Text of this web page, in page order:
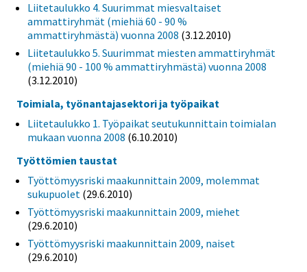
Liitetaulukko 4. Suurimmat miesvaltaiset
ammattiryhmät (miehiä 60 - 90 %
ammattiryhmästä) vuonna 2008 (3.12.2010)
Liitetaulukko 5. Suurimmat miesten ammattiryhmät
(miehiä 90 - 100 % ammattiryhmästä) vuonna 2008
(3.12.2010)
Toimiala, työnantajasektori ja työpaikat
Liitetaulukko 1. Työpaikat seutukunnittain toimialan
mukaan vuonna 2008 (6.10.2010)
Työttömien taustat
Työttömyysriski maakunnittain 2009, molemmat
sukupuolet (29.6.2010)
Työttömyysriski maakunnittain 2009, miehet
(29.6.2010)
Työttömyysriski maakunnittain 2009, naiset
(29.6.2010)